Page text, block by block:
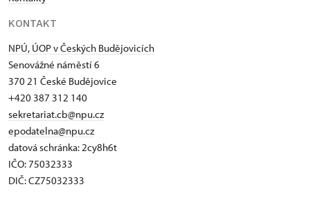
KONTAKT
NPÚ, ÚOP v Českých Budějovicích
Senovážné náměstí 6
370 21 České Budějovice
+420 387 312 140
sekretariat.cb@npu.cz
epodatelna@npu.cz
datová schránka: 2cy8h6t​
IČO: 75032333
DIČ: CZ75032333